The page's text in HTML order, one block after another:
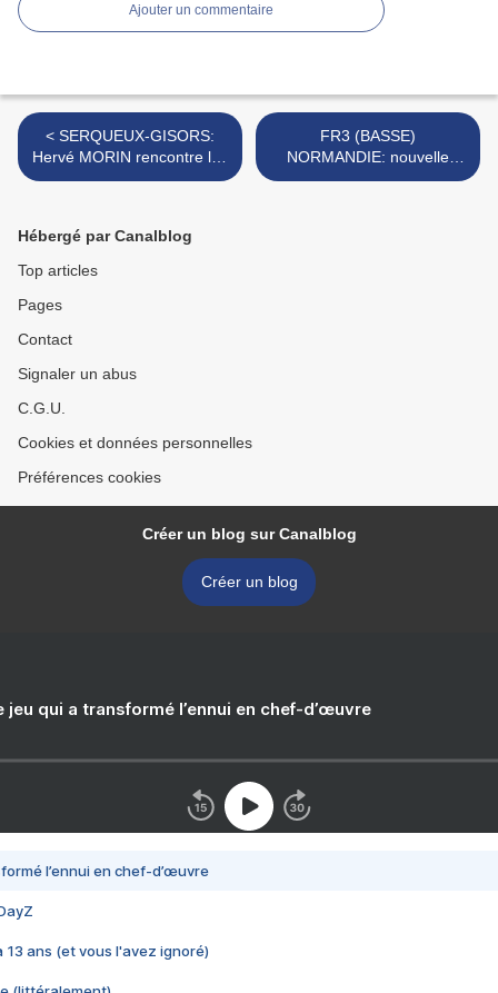
Ajouter un commentaire
< SERQUEUX-GISORS:
Hervé MORIN rencontre les
maires brayons.
FR3 (BASSE)
NORMANDIE: nouvelle
provocation bretonne...
Hébergé par Canalblog
Top articles
Pages
Contact
Signaler un abus
C.G.U.
Cookies et données personnelles
Préférences cookies
Créer un blog sur Canalblog
Créer un blog
jeu qui a transformé l’ennui en chef-d’œuvre
l’ennui en chef-d’œuvre
13 ans (et vous l'avez ignoré)